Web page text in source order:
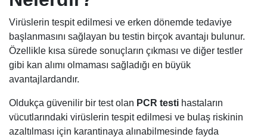
Virüslerin tespit edilmesi ve erken dönemde tedaviye
başlanmasını sağlayan bu testin birçok avantajı bulunur.
Özellikle kısa sürede sonuçların çıkması ve diğer testler
gibi kan alımı olmaması sağladığı en büyük
avantajlardandır.
Oldukça güvenilir bir test olan PCR testi hastaların
vücutlarındaki virüslerin tespit edilmesi ve bulaş riskinin
azaltılması için karantinaya alınabilmesinde fayda